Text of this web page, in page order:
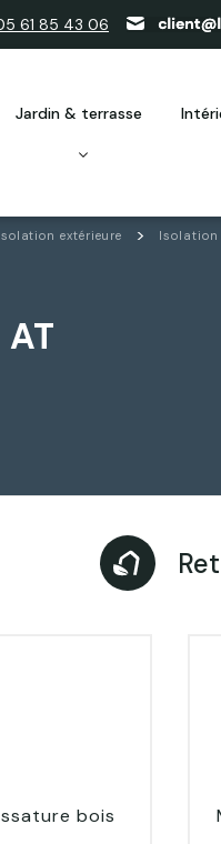
61 85 43 06
jardin & terrasse
extérieure Isolation
bois